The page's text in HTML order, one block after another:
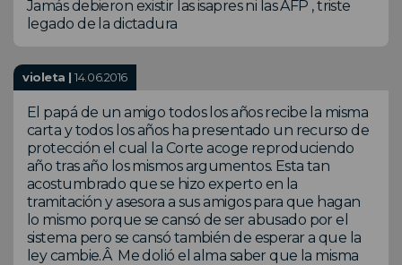
Jamás debieron existir las isapres ni las AFP , triste
legado de la dictadura
violeta |14.06.2016
El papá de un amigo todos los años recibe la misma
carta y todos los años ha presentado un recurso de
protección el cual la Corte acoge reproduciendo
año tras año los mismos argumentos. Esta tan
acostumbrado que se hizo experto en la
tramitación y asesora a sus amigos para que hagan
lo mismo porque se cansó de ser abusado por el
sistema pero se cansó también de esperar a que la
ley cambie.Â Me dolió el alma saber que la misma